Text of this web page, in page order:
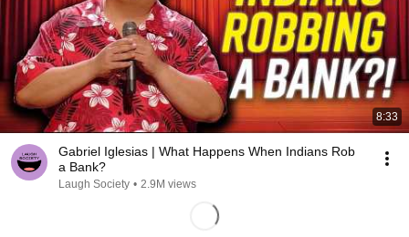
8:33
Gabriel Iglesias | What Happens When Indians Rob
a Bank?
Laugh Society • 2.9M views